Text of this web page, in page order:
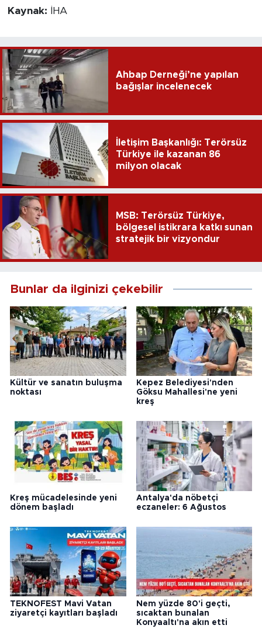
Kaynak: İHA
Ahbap Derneği’ne yapılan
bağışlar incelenecek
İletişim Başkanlığı: Terörsüz
Türkiye ile kazanan 86
milyon olacak
MSB: Terörsüz Türkiye,
bölgesel istikrara katkı sunan
stratejik bir vizyondur
Bunlar da ilginizi çekebilir
Kültür ve sanatın buluşma
noktası
Kepez Belediyesi'nden
Göksu Mahallesi'ne yeni
kreş
Kreş mücadelesinde yeni
dönem başladı
Antalya'da nöbetçi
eczaneler: 6 Ağustos
TEKNOFEST Mavi Vatan
ziyaretçi kayıtları başladı
Nem yüzde 80'i geçti,
sıcaktan bunalan
Konyaaltı'na akın etti